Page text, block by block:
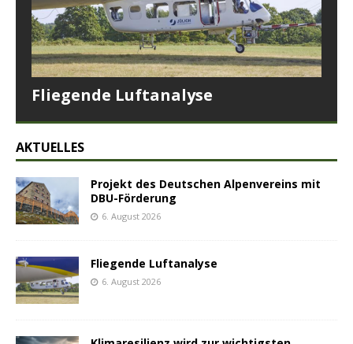
Fliegende Luftanalyse
AKTUELLES
Projekt des Deutschen Alpenvereins mit
DBU-Förderung
6. August 2026
Fliegende Luftanalyse
6. August 2026